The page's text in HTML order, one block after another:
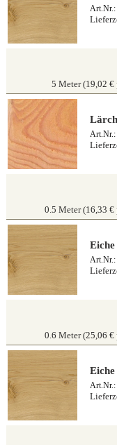
Art.Nr.:
5 Meter (19,02 €
Art.Nr.:
0.5 Meter (16,33 €
Art.Nr.:
0.6 Meter (25,06 €
Art.Nr.: